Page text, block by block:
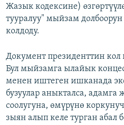
Жазык кодексине)
тууралуу" мыйзам долбоорун
колдоду.
Документ президенттин кол
Бул мыйзамга ылайык
менен иштеген ишканада
бузуулар аныкталса,
соолугуна, өмүрүнө
зыян алып келе турган абал